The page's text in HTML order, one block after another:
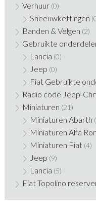
Verhuur (0)
Sneeuwkettingen
Banden & Velgen (2)
Gebruikte
Lancia (0)
Jeep (0)
Fiat Gebruikte
Radio code Jeep-
Miniaturen (21)
Miniaturen Abarth
Miniaturen Alfa
Miniaturen Fiat (4)
Jeep (9)
Lancia (5)
Fiat Topolino